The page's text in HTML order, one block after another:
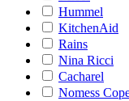
Hummel
KitchenAid
Rains
Nina Ricci
Cacharel
Nomess